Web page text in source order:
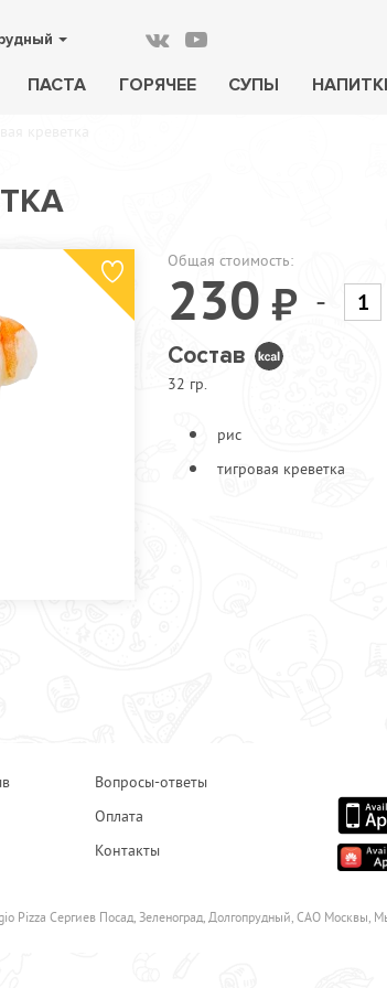
ПАСТА ГОРЯЧЕЕ СУПЫ
Общая стоимость:
230 -
Состав
32 гр.
рис
тигровая креветка
Вопросы-ответы
Оплата
Контакты
Pizza Сергиев Посад, Зеленоград, Долгопрудный, САО Москвы,